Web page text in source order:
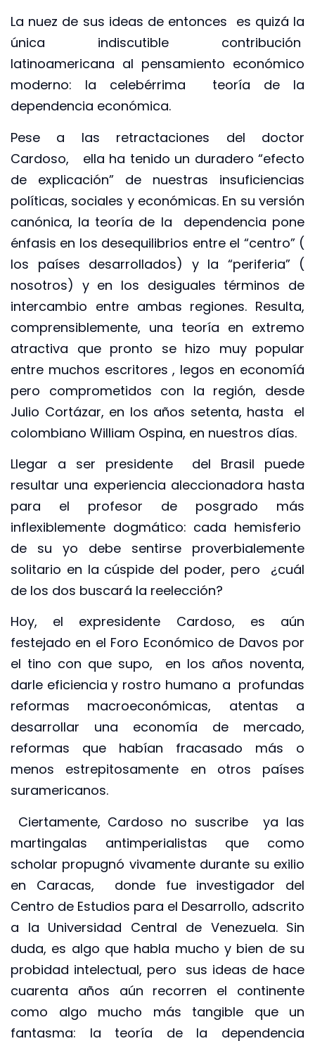
La nuez de sus ideas de entonces es quizá la
única indiscutible contribución
latinoamericana al pensamiento económico
moderno: la celebérrima teoría de la
dependencia económica.
Pese a las retractaciones del doctor
Cardoso, ella ha tenido un duradero “efecto
de explicación” de nuestras insuficiencias
políticas, sociales y económicas. En su versión
canónica, la teoría de la dependencia pone
énfasis en los desequilibrios entre el “centro” (
los países desarrollados) y la “periferia” (
nosotros) y en los desiguales términos de
intercambio entre ambas regiones. Resulta,
comprensiblemente, una teoría en extremo
atractiva que pronto se hizo muy popular
entre muchos escritores , legos en economíá
pero comprometidos con la región, desde
Julio Cortázar, en los años setenta, hasta el
colombiano William Ospina, en nuestros días.
Llegar a ser presidente del Brasil puede
resultar una experiencia aleccionadora hasta
para el profesor de posgrado más
inflexiblemente dogmático: cada hemisferio
de su yo debe sentirse proverbialemente
solitario en la cúspide del poder, pero ¿cuál
de los dos buscará la reelección?
Hoy, el expresidente Cardoso, es aún
festejado en el Foro Económico de Davos por
el tino con que supo, en los años noventa,
darle eficiencia y rostro humano a profundas
reformas macroeconómicas, atentas a
desarrollar una economía de mercado,
reformas que habían fracasado más o
menos estrepitosamente en otros países
suramericanos.
Ciertamente, Cardoso no suscribe ya las
martingalas antimperialistas que como
scholar propugnó vivamente durante su exilio
en Caracas, donde fue investigador del
Centro de Estudios para el Desarrollo, adscrito
a la Universidad Central de Venezuela. Sin
duda, es algo que habla mucho y bien de su
probidad intelectual, pero sus ideas de hace
cuarenta años aún recorren el continente
como algo mucho más tangible que un
fantasma: la teoría de la dependencia